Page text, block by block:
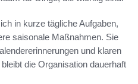
in kurze tägliche Aufgaben,
saisonale Maßnahmen. Sie
und klaren
die Organisation dauerhaft